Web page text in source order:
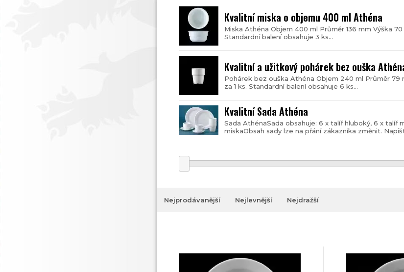
Kvalitní miska o objemu 400 ml Athéna
Miska Athéna Objem 400 ml Průměr 136 mm Výška
Standardní balení obsahuje 3 ks...
Kvalitní a užitkový pohárek bez ouška
Pohárek bez ouška Athéna Objem 240 ml Průměr 79
za 1 ks. Standardní balení obsahuje 6 ks...
Kvalitní Sada Athéna
Sada AthénaSada obsahuje: 6 x talíř hluboký, 6 x talíř
miskaObsah sady lze na přání zákazníka změnit.
Nejprodávanější Nejlevnější Nejdražší